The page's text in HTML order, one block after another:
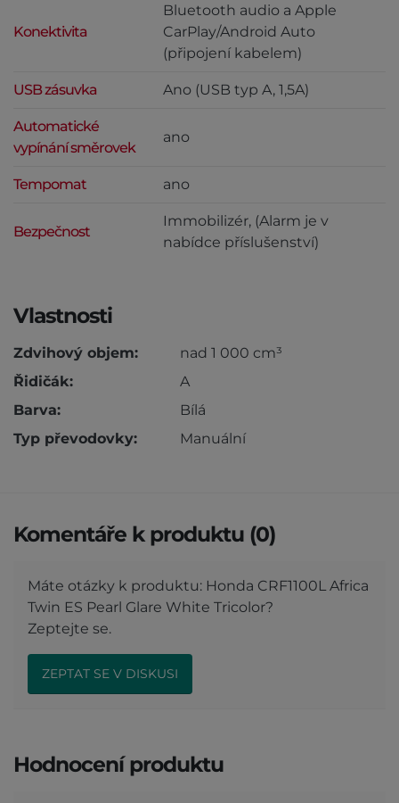
Konektivita
Bluetooth audio a Apple
CarPlay/Android Auto
(připojení kabelem)
USB zásuvka Ano (USB typ A, 1,5A)
Automatické
vypínání směrovek
ano
Tempomat ano
Bezpečnost
Immobilizér, (Alarm je v
nabídce příslušenství)
Vlastnosti
Zdvihový objem:
nad 1 000 cm³
Řidičák:
A
Barva:
Bílá
Typ převodovky:
Manuální
Komentáře k produktu (0)
Máte otázky k produktu: Honda CRF1100L Africa
Twin ES Pearl Glare White Tricolor?
Zeptejte se.
ZEPTAT SE V DISKUSI
Hodnocení produktu